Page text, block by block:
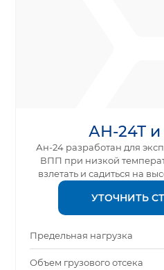
АН-24Т
Ан-24 разработан для
ВПП при низкой
взлетать и садиться на
УТОЧНИТЬ
Предельная нагрузка
Объем грузового отсека